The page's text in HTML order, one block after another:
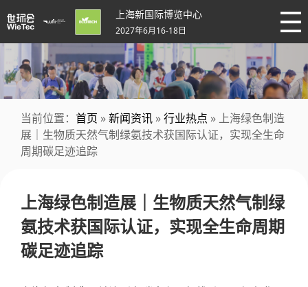
上海新国际博览中心
2027年6月16-18日
当前位置： 首页 »新闻资讯 »行业热点 » 上海绿色制造
展｜生物质天然气制绿氨技术获国际认证，实现全生命
周期碳足迹追踪
上海绿色制造展｜生物质天然气制绿
氨技术获国际认证，实现全生命周期
碳足迹追踪